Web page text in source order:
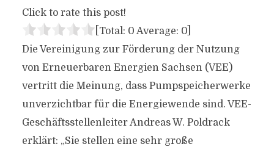
Click to rate this post!
[Total: 0 Average: 0]
Die Vereinigung zur Förderung der Nutzung
von Erneuerbaren Energien Sachsen (VEE)
vertritt die Meinung, dass Pumpspeicherwerke
unverzichtbar für die Energiewende sind. VEE-
Geschäftsstellenleiter Andreas W. Poldrack
erklärt: „Sie stellen eine sehr große